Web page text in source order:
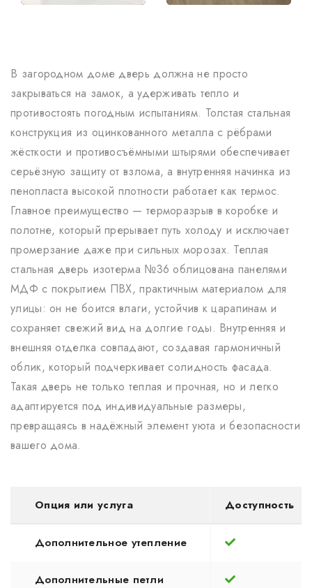
В загородном доме дверь должна не просто
закрываться на замок, а удерживать тепло и
противостоять погодным испытаниям. Толстая стальная
конструкция из оцинкованного металла с рёбрами
жёсткости и противосъёмными штырями обеспечивает
серьёзную защиту от взлома, а внутренняя начинка из
пенопласта высокой плотности работает как термос.
Главное преимущество — терморазрыв в коробке и
полотне, который прерывает путь холоду и исключает
промерзание даже при сильных морозах. Теплая
стальная дверь изотерма №36 облицована панелями
МДФ с покрытием ПВХ, практичным материалом для
улицы: он не боится влаги, устойчив к царапинам и
сохраняет свежий вид на долгие годы. Внутренняя и
внешняя отделка совпадают, создавая гармоничный
облик, который подчеркивает солидность фасада.
Такая дверь не только теплая и прочная, но и легко
адаптируется под индивидуальные размеры,
превращаясь в надёжный элемент уюта и безопасности
вашего дома.
Опция или услуга Доступность
Дополнительное утепление
Дополнительные петли